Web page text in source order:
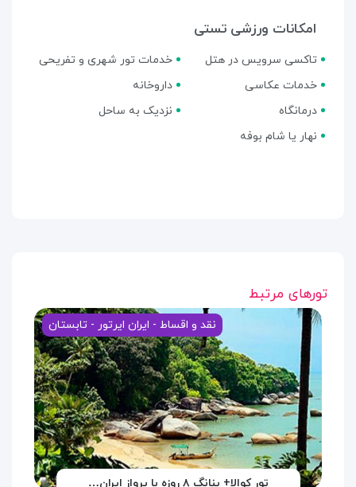
امکانات ورزشی تستی
تاکسی سرویس در هتل
خدمات تور شهری و تفریحی
خدمات عکاسی
داروخانه
درمانگاه
نزدیک به ساحل
نهار یا شام بوفه
تورهای مرتبط
نقد و اقساط - ایران ایرتور - تابستان
تور کوالا+ پنانگ ۸ روزه با پرواز ایران…